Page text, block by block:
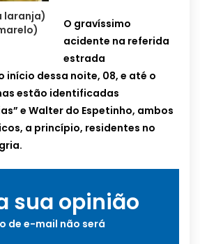
laranja)
O gravíssimo
acidente na referida
estrada
início dessa noite, 08, e até o
estão identificadas
e Walter do Espetinho, ambos
a princípio, residentes no
sua opinião
de e-mail não será